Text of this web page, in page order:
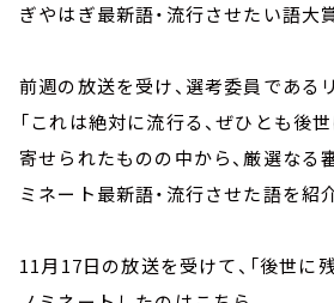
ぎやはぎ最新語・流行させたい語大賞
前週の放送を受け、選考委員である
「これは絶対に流行る、ぜひとも後
寄せられたものの中から、厳選なる
ミネート最新語・流行させた語を紹
11月17日の放送を受けて、「後世に